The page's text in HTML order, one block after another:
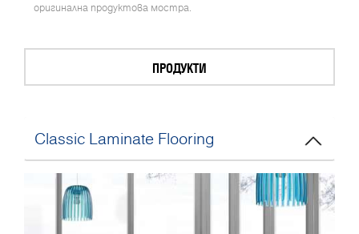
оригинална продуктова мостра.
ПРОДУКТИ
Classic Laminate Flooring